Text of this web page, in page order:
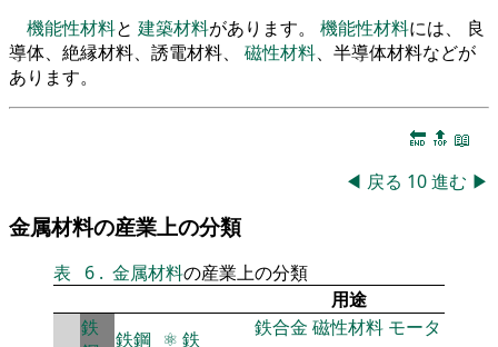
機能性材料と 建築材料があります。 機能性材料には、 良
導体、絶縁材料、誘電材料、 磁性材料、半導体材料などが
あります。
🔚 🔝 📖
◀ 戻る 10進む ▶
金属材料の産業上の分類
表 6 . 金属材料の産業上の分類
用途
鉄
鉄鋼 ⚛ 鉄 鉄合金 磁性材料 モータ